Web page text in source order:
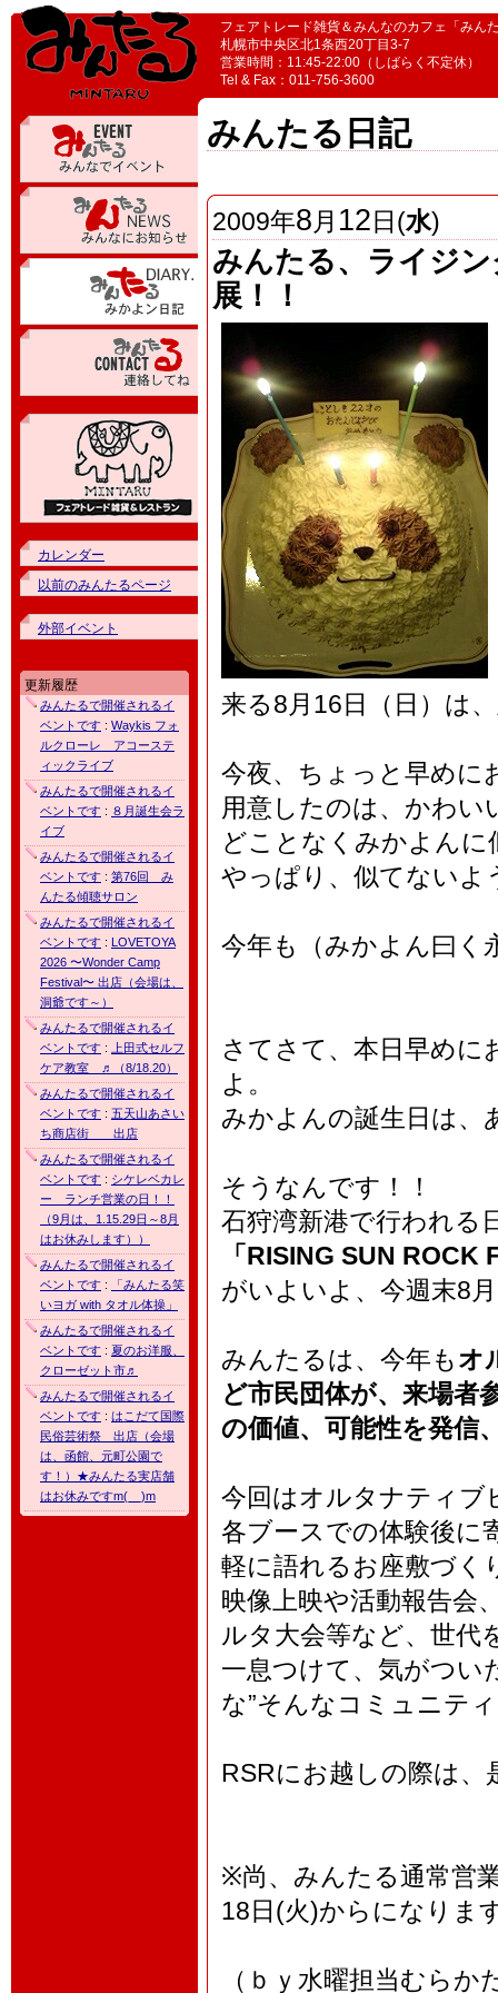
フェアトレード雑貨＆みんなのカフェ「みん
札幌市中央区北1条西20丁目3-7
営業時間：11:45-22:00（しばらく不定休）
Tel & Fax：011-756-3600
カレンダー
以前のみんたるページ
外部イベント
更新履歴
みんたるで開催されるイ
ベントです : Waykis フォ
ルクローレ アコーステ
ィックライブ
みんたるで開催されるイ
ベントです : ８月誕生会ラ
イブ
みんたるで開催されるイ
ベントです : 第76回 み
んたる傾聴サロン
みんたるで開催されるイ
ベントです : LOVETOYA
2026 〜Wonder Camp
Festival〜 出店（会場は、
洞爺です～）
みんたるで開催されるイ
ベントです :
上田式セルフ
ケア教室 ♬（8/18.20）
みんたるで開催されるイ
ベントです : 五天山あさい
ち商店街 出店
みんたるで開催されるイ
ベントです : シケレベカレ
ー ランチ営業の日！！
（9月は、1.15.29日～8月
はお休みします））
みんたるで開催されるイ
ベントです :
「みんたる笑
いヨガ with タオル体操」
みんたるで開催されるイ
ベントです : 夏のお洋服、
クローゼット市♬
みんたるで開催されるイ
ベントです : はこだて国際
民俗芸術祭 出店（会場
は、函館、元町公園で
す！）★みんたる実店舗
はお休みですm(__)m
みんたる日記
2009年8月 12日(水)
みんたる、ライジ
展！！
来る8月16日（日）は、
今夜、ちょっと早めに
用意したのは、かわい
どことなくみかよん
やっぱり、似てないよ
今年も（みかよん曰く
さてさて、本日早め
よ。
みかよんの誕生日は、
そうなんです！！
石狩湾新港で行われる
「RISING SUN
がいよいよ、今週末8
みんたるは、今年もオ
ど市民団体が、来場者
の価値、可能性を発信
今回はオルタナティブ
各ブースでの体験後に
軽に語れるお座敷づく
映像上映や活動報告会
ルタ大会等など、世代
一息つけて、気がつい
な”そんなコミュニテ
RSRにお越しの際は、
※尚、みんたる通常営
18日(火)からになりま
（ｂｙ水曜担当むらか